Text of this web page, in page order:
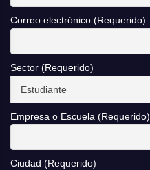
Correo electrónico (Requerido)
Sector (Requerido)
Empresa o Escuela (Requerido)
Ciudad (Requerido)